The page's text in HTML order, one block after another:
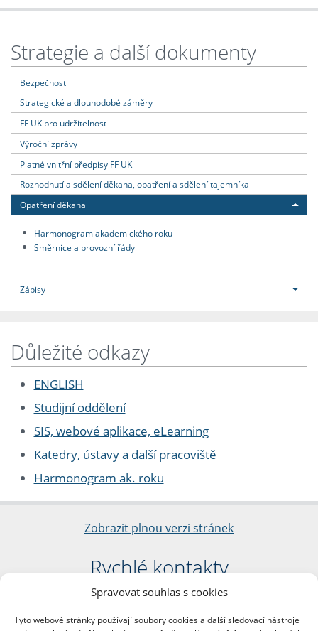
Spravovat souhlas s cookies
Tyto webové stránky používají soubory cookies a další sledovací nástroje
Strategie a další dokumenty
Bezpečnost
Strategické a dlouhodobé záměry
FF UK pro udržitelnost
Výroční zprávy
Platné vnitřní předpisy FF UK
Rozhodnutí a sdělení děkana, opatření a sdělení tajemníka
Opatření děkana
Harmonogram akademického roku
Směrnice a provozní řády
Zápisy
Důležité odkazy
ENGLISH
Studijní oddělení
SIS, webové aplikace, eLearning
Katedry, ústavy a další pracoviště
Harmonogram ak. roku
Zobrazit plnou verzi stránek
Rychlé kontakty
Filozofická fakulta
nám. Jana Palacha 1/2